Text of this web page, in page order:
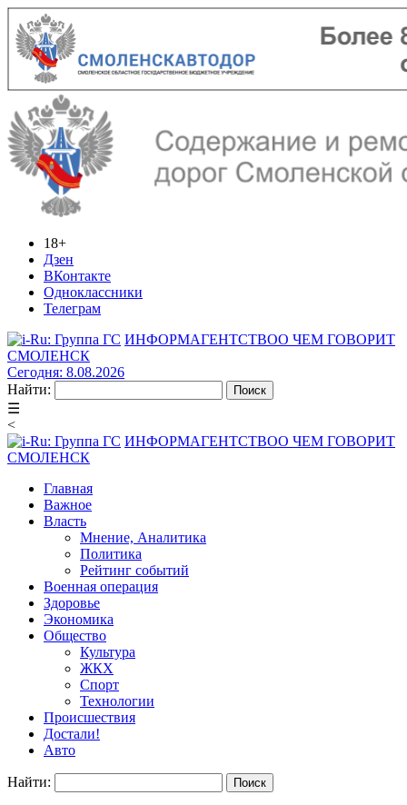
18+
Дзен
ВКонтакте
Одноклассники
Телеграм
ИНФОРМАГЕНТСТВОО ЧЕМ ГОВОРИТ
СМОЛЕНСК
Сегодня: 8.08.2026
Найти:
☰
<
ИНФОРМАГЕНТСТВОО ЧЕМ ГОВОРИТ
СМОЛЕНСК
Главная
Важное
Власть
Мнение, Аналитика
Политика
Рейтинг событий
Военная операция
Здоровье
Экономика
Общество
Культура
ЖКХ
Спорт
Технологии
Происшествия
Достали!
Авто
Найти: